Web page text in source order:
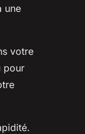
une
votre
pour